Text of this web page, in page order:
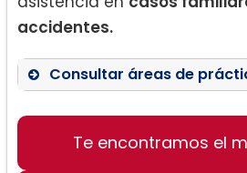
accidentes.
Consultar áreas de
Casos de Accidentes
Te encontramos el